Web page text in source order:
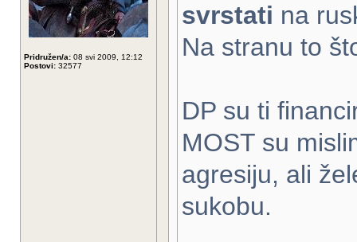
Pridružen/a: 08 svi 2009, 12:12
Postovi: 32577
svrstati na
Na stranu to
DP su ti
MOST su
agresiju, ali
sukobu.